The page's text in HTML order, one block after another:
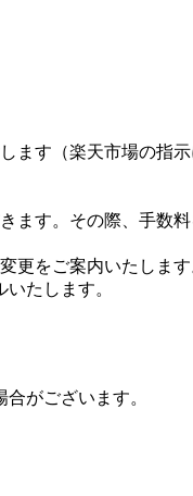
ます（楽天市場の指
ます。その際、手数
更をご案内いたします
たします。
がございます。